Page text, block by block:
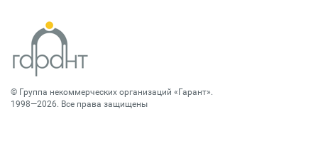
© Группа некоммерческих организаций «Гарант».
1998—2026. Все права защищены